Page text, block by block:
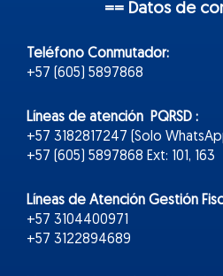
== Datos de
Teléfono Conmutador:
+57 (605) 5897868
Líneas de atención PQRSD :
+57 3182817247 (Solo
+57 (605) 5897868 Ext: 101, 163
Líneas de Atención Gestión
+57 3104400971
+57 3122894689